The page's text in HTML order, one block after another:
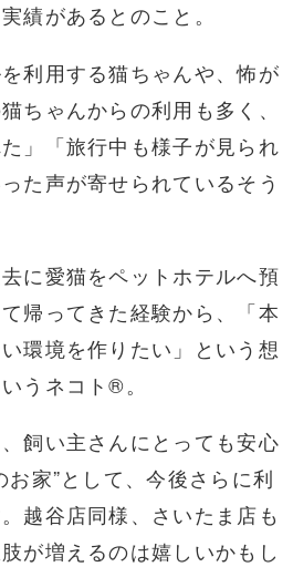
績があるとのこと。
利用する猫ちゃんや、怖が
ちゃんからの利用も多く、
」「旅行中も様子が見られ
た声が寄せられているそう
に愛猫をペットホテルへ預
帰ってきた経験から、「本
環境を作りたい」という想
うネコト®。
飼い主さんにとっても安心
お家”として、今後さらに利
越谷店同様、さいたま店も
が増えるのは嬉しいかもし